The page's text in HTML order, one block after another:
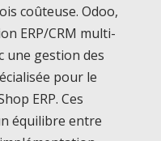
coûteuse. Odoo,
ERP/CRM multi-
une gestion des
pour le
ERP. Ces
équilibre entre